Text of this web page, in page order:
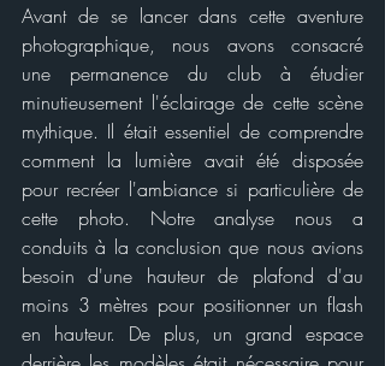
Avant de se lancer dans cette aventure
photographique, nous avons consacré
une permanence du club à étudier
minutieusement l'éclairage de cette scène
mythique. Il était essentiel de comprendre
comment la lumière avait été disposée
pour recréer l'ambiance si particulière de
cette photo. Notre analyse nous a
conduits à la conclusion que nous avions
besoin d'une hauteur de plafond d'au
moins 3 mètres pour positionner un flash
en hauteur. De plus, un grand espace